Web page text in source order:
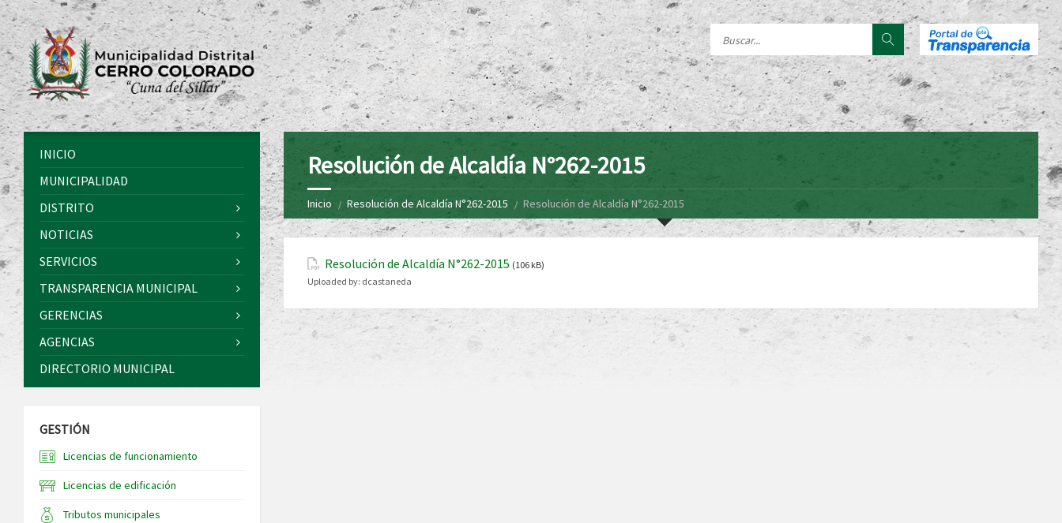
Resolución de Alcaldía N°262-2015
Inicio Resolución de Alcaldía N°262-2015 Resolución de Alcaldía N°262-2015
Resolución de Alcaldía N°262-2015 (106 kB)
Uploaded by: dcastaneda
INICIO
MUNICIPALIDAD
DISTRITO
NOTICIAS
SERVICIOS
TRANSPARENCIA MUNICIPAL
GERENCIAS
AGENCIAS
DIRECTORIO MUNICIPAL
GESTIÓN
Licencias de funcionamiento
Licencias de edificación
Tributos municipales